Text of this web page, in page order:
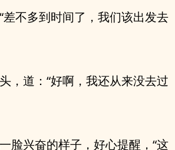
差不多到时间了，我们该出发去
，道：“好啊，我还从来没去过
脸兴奋的样子，好心提醒，“这